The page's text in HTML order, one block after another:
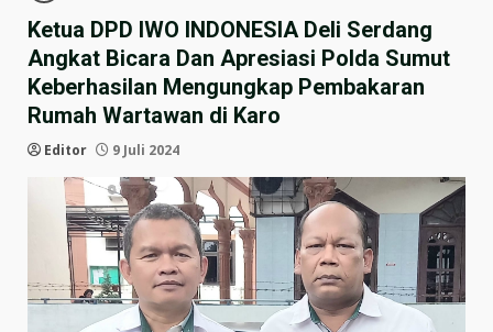
Ketua DPD IWO INDONESIA Deli Serdang
Angkat Bicara Dan Apresiasi Polda Sumut
Keberhasilan Mengungkap Pembakaran
Rumah Wartawan di Karo
Editor 9 Juli 2024